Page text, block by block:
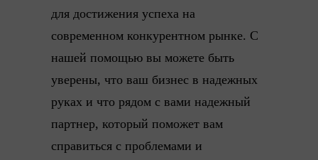
для достижения успеха на
современном конкурентном рынке. С
нашей помощью вы можете быть
уверены, что ваш бизнес в надежных
руках и что рядом с вами надежный
партнер, который поможет вам
справиться с проблемами и